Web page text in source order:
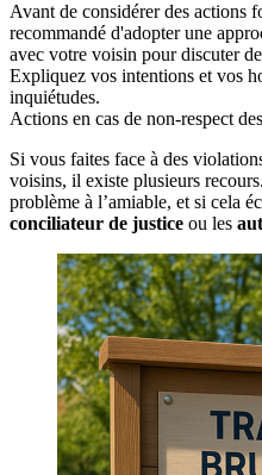
Avant de considérer des actions
recommandé d'adopter une
avec votre voisin pour discuter
Expliquez vos intentions et vos
inquiétudes.
Actions en cas de non-respect
Si vous faites face à des
voisins, il existe plusieurs
problème à l’amiable, et si cela
conciliateur de justice ou les